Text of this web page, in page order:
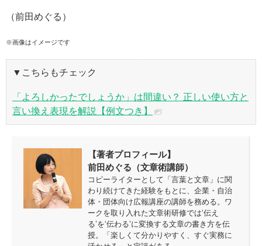
（前田めぐる）
※画像はイメージです
▼こちらもチェック
「よろしかったでしょうか」は間違い？ 正しい使い方と
言い換え表現を解説【例文つき】
【著者プロフィール】
前田めぐる（文章術講師）
コピーライターとして「言葉と文章」に関
わり続けてきた経験をもとに、企業・自治
体・団体向け広報講座の講師を務める。ワ
ークを取り入れた文章術研修では‘伝え
る’を‘伝わる’に変換する文章の書き方を伝
授。「楽しくて分かりやすく、すぐ実務に